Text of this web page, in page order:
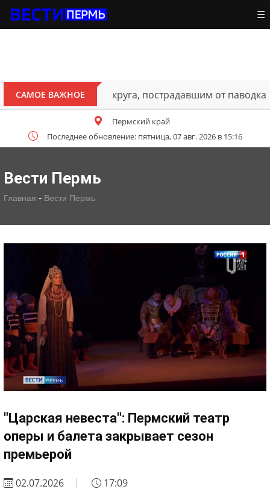
☰
САМОЕ ВАЖНОЕ
Октябрьского округа, пострадавшим от паводка
Пермский край
Последнее обновление: пятница, 07 авг. 2026 в 15:16
Вести Пермь
Главная - Вести Пермь
"Царская невеста": Пермский театр
оперы и балета закрывает сезон
премьерой
02.07.2026 17:09